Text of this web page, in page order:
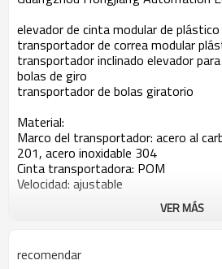
elevador de cinta modular de plástico
transportador de correa modular
transportador inclinado elevador
bolas de giro
transportador de bolas giratorio
Material:
Marco del transportador: acero al
201, acero inoxidable 304
Cinta transportadora: POM
Velocidad: ajustable
Todas nuestras líneas de transporte
La siguiente información que
de nuestro proyecto de diseño y
VER MÁS
recomendar